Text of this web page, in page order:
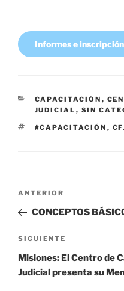
Informes e inscripción
CATEGORÍAS
CAPACITACIÓN ,
JUDICIAL , SIN
ETIQUETAS
#CAPACITACIÓN ,
Navegación
entradas
Entrada
anterior
ANTERIOR
CONCEPTOS
Siguiente
entrada
SIGUIENTE
Misiones: El Centro de
Judicial presenta su